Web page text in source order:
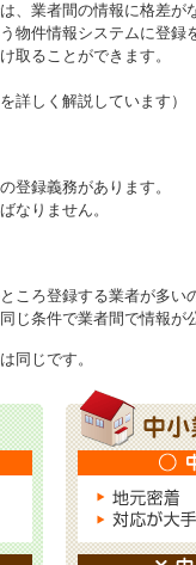
、業者間の情報に格差が
物件情報システムに登録
取ることができます。
詳しく解説しています）
登録義務があります。
なりません。
ころ登録する業者が多い
じ条件で業者間で情報が
同じです。